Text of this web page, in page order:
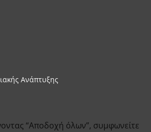
Ανάπτυξης
“Αποδοχή όλων”, συμφωνείτε